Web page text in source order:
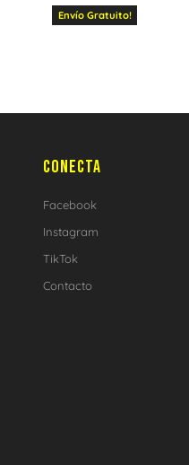
Envío Gratuito!
CONECTA
Facebook
Instagram
TikTok
Contacto